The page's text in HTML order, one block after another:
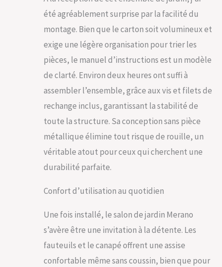
été agréablement surprise par la facilité du
montage. Bien que le carton soit volumineux et
exige une légère organisation pour trier les
pièces, le manuel d’instructions est un modèle
de clarté. Environ deux heures ont suffi à
assembler l’ensemble, grâce aux vis et filets de
rechange inclus, garantissant la stabilité de
toute la structure. Sa conception sans pièce
métallique élimine tout risque de rouille, un
véritable atout pour ceux qui cherchent une
durabilité parfaite.
Confort d’utilisation au quotidien
Une fois installé, le salon de jardin Merano
s’avère être une invitation à la détente. Les
fauteuils et le canapé offrent une assise
confortable même sans coussin, bien que pour